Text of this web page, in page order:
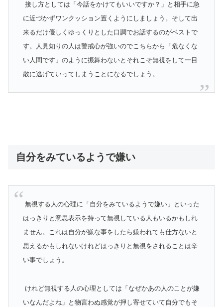
接し方としては「今話をかけてもいいですか？」と相手に急
に近づかずワンクッション置くようにしましょう。そして出
来るだけ優しくゆっくりとした口調でお話するのがベストで
す。人見知りの人は警戒心が強いのでこちらから「危なくな
い人間です」のように振舞わないとそれこそ無視をして一目
散に逃げていってしまうことになるでしょう。
自分をみているようで嫌い
無視する人の心理に「自分をみているようで嫌い」といった
はっきりと意思表示を持って無視している人もいるかもしれ
ません。これは自分が嫌な事をしたら嫌われても仕方ないと
思えるかもしれないけれどはっきりと無視をされることは辛
い事でしょう。
けれど無視する人の心理としては「なぜかあの人のことが嫌
いなんだよね」と物言わぬ感覚が押し寄せていて自分でもそ